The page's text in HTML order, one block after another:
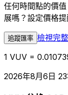
任何時間點的價
展嗎？設定價格
追蹤匯率 檢視完
1 VUV =
2026年8月6日